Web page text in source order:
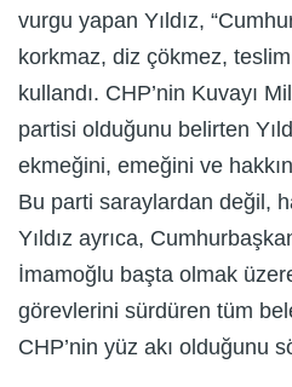
vurgu yapan Yıldız,
korkmaz, diz çökmez,
kullandı. CHP’nin Kuvayı
partisi olduğunu belirten
ekmeğini, emeğini ve
Bu parti saraylardan değil,
Yıldız ayrıca,
İmamoğlu başta olmak
görevlerini sürdüren tüm
CHP’nin yüz akı olduğunu